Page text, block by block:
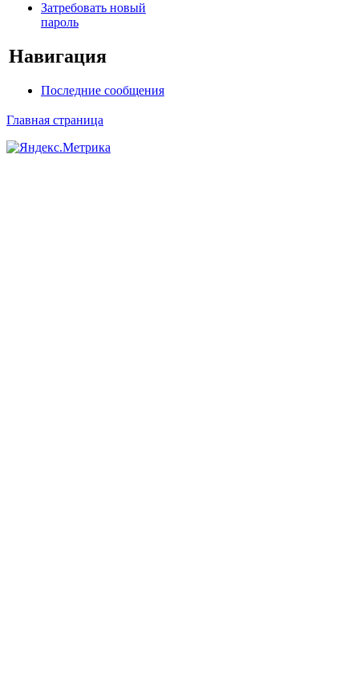
Затребовать новый
пароль
Навигация
Последние сообщения
Главная страница